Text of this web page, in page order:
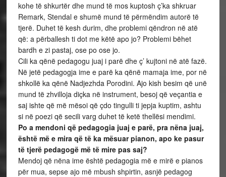
kohe të shkurtër dhe mund të mos kuptosh ç’ka shkruar
Remark, Stendal e shumë mund të përmëndim autorë të
tjerë. Duhet të kesh durim, dhe problemi qëndron në atë
që: a përballesh ti dot me këtë apo jo? Problemi bëhet
bardh e zi pastaj, ose po ose jo.
Cili ka qënë pedagogu juaj i parë dhe ç’ kujtoni në atë fazë.
Në jetë pedagogja ime e parë ka qënë mamaja ime, por në
shkollë ka qënë Nadjezhda Porodini. Ajo kish besim që unë
mund të zhvilloja diçka në instrument, besoj që veçantia e
saj ishte që më mësoi që çdo tingulli ti jepja kuptim, ashtu
si në poezi që secili varg duhet të ketë thellësi mendimi.
Po a mendoni që pedagogia juaj e parë, pra nëna juaj,
është më e mira që të ka mësuar pianon, apo ke pasur
të tjerë pedagogë më të mire pas saj?
Mendoj që nëna ime është pedagogia më e mirë e pianos
për mua, sepse ajo më mbush shpirtin, asnjë pedagog